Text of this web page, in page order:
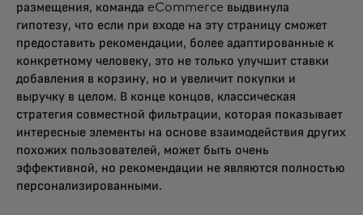
размещения, команда eCommerce выдвинула
гипотезу, что если при входе на эту страницу сможет
предоставить рекомендации, более адаптированные к
конкретному человеку, это не только улучшит ставки
добавления в корзину, но и увеличит покупки и
выручку в целом. В конце концов, классическая
стратегия совместной фильтрации, которая показывает
интересные элементы на основе взаимодействия других
похожих пользователей, может быть очень
эффективной, но рекомендации не являются полностью
персонализированными.